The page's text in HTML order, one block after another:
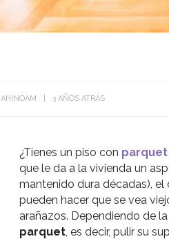
AHINOAM 3 AÑOS ATRÁS
¿Tienes un piso con parquet
que le da a la vivienda un
mantenido dura décadas),
pueden hacer que se vea
arañazos. Dependiendo de
parquet , es decir, pulir su